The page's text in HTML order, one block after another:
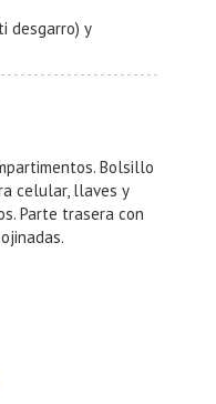
desgarro) y
Bolsillo
celular, llaves y
Parte trasera con